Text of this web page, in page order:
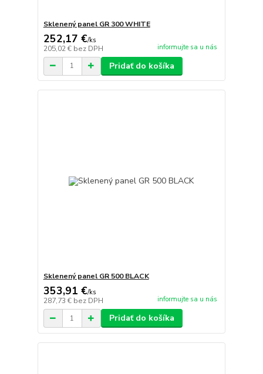
Sklenený panel GR 300 WHITE
252,17 €/ks
205,02 € bez DPH informujte sa u nás
Pridať do košíka
Sklenený panel GR 500 BLACK
353,91 €/ks
287,73 € bez DPH informujte sa u nás
Pridať do košíka